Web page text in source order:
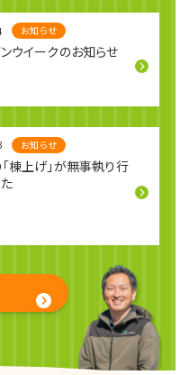
お知らせ
ウイークのお知らせ
お知らせ
棟上げ」が無事執り行